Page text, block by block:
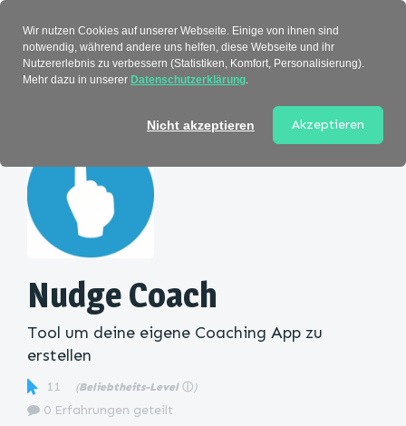
Nudge Coach
Tool um deine eigene Coaching App zu
erstellen
11 (Beliebtheits-Level ⓘ )
0 Erfahrungen geteilt
Wir nutzen Cookies auf unserer Webseite. Einige von ihnen sind
notwendig, während andere uns helfen, diese Webseite und ihr
Nutzererlebnis zu verbessern (Statistiken, Komfort, Personalisierung).
Mehr dazu in unserer Datenschutzerklärung.
Nicht akzeptieren Akzeptieren